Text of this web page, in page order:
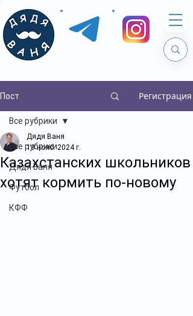
Пост Регистрация
Все рубрики
Дядя Ваня
Футбол
КФФ
Все рубрики
Казахстанских школьников
хотят кормить по-новому
Дядя Ваня
13 нояб. 2024 г.